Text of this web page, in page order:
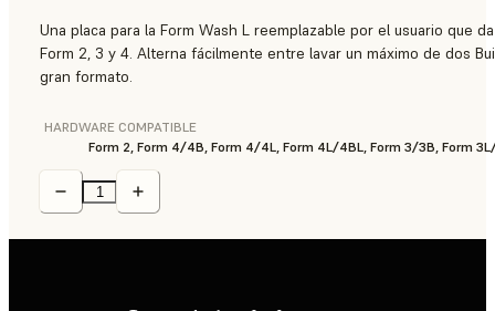
Una placa para la Form Wash L reemplazable por el usuario que
Form 2, 3 y 4. Alterna fácilmente entre lavar un máximo de dos
gran formato.
HARDWARE COMPATIBLE
Form 2, Form 4/4B, Form 4/4L, Form 4L/4BL, Form 3/3B, Form 3L/